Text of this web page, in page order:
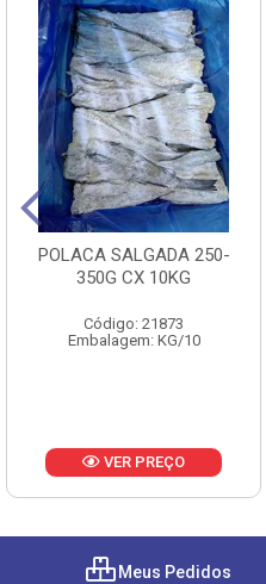
POLACA SALGADA 250-
350G CX 10KG
Código: 21873
Embalagem: KG/10
VER PREÇO
Meus Pedidos